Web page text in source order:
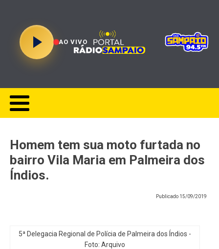
AO VIVO
Homem tem sua moto furtada no
bairro Vila Maria em Palmeira dos
Índios.
Publicado 15/09/2019
5ª Delegacia Regional de Polícia de Palmeira dos Índios -
Foto: Arquivo